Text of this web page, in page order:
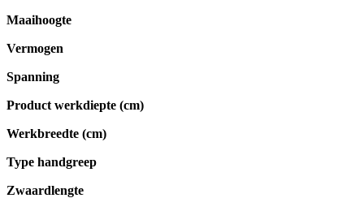
Maaihoogte
Vermogen
Spanning
Product werkdiepte (cm)
Werkbreedte (cm)
Type handgreep
Zwaardlengte